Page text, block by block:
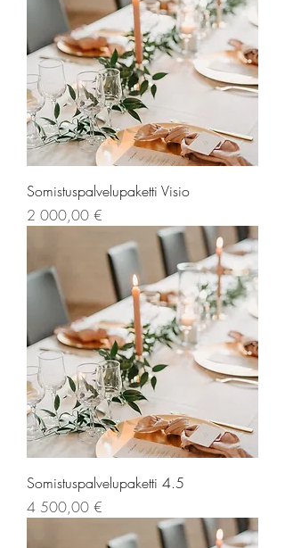
Somistuspalvelupaketti Visio
Hinta
2 000,00 €
Somistuspalvelupaketti 4.5
Hinta
4 500,00 €